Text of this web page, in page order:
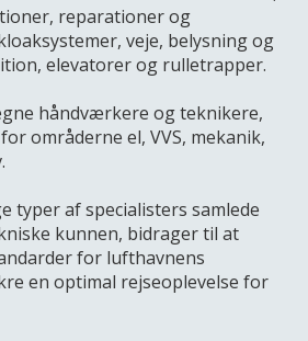
reparationer og
veje, belysning og
elevatorer og rulletrapper.
håndværkere og teknikere,
områderne el, VVS, mekanik,
typer af specialisters samlede
kunnen, bidrager til at
for lufthavnens
en optimal rejseoplevelse for